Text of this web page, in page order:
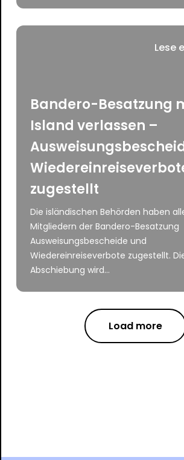
Lese
Bandero-Besatzung
Island verlassen –
zugestellt
Die isländischen Behörden haben
Mitgliedern der Bandero-Besatzung
Ausweisungsbescheide und
Wiedereinreiseverbote zugestellt.
Abschiebung wird...
Load more